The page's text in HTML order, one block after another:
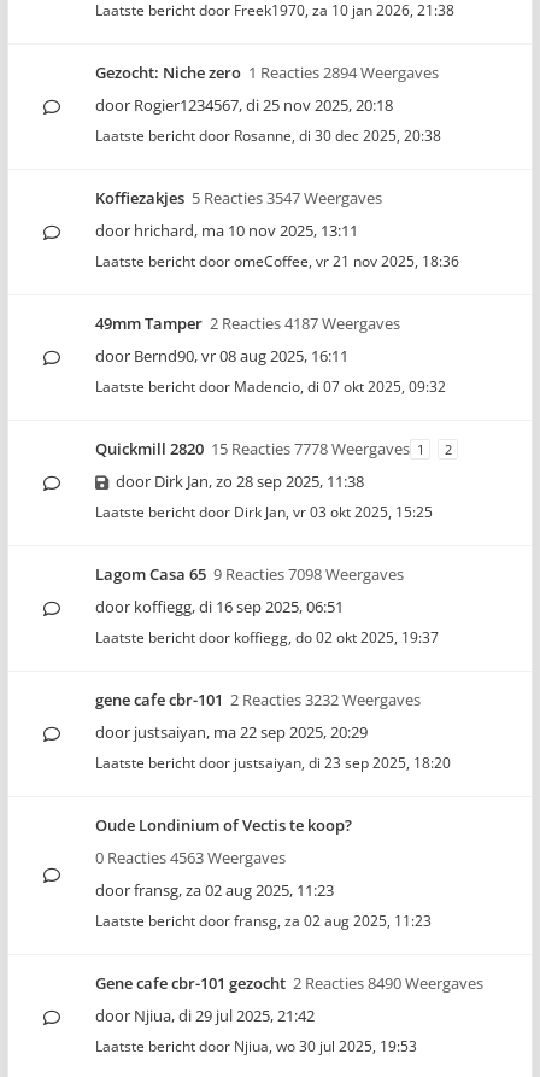
Laatste bericht door Freek1970, za 10 jan 2026, 21:38
Gezocht: Niche zero 1 Reacties 2894 Weergaves
door Rogier1234567,di 25 nov 2025, 20:18
Laatste bericht door Rosanne, di 30 dec 2025, 20:38
Koffiezakjes 5 Reacties 3547 Weergaves
door hrichard, ma 10 nov 2025, 13:11
Laatste bericht dooromeCoffee, vr 21 nov 2025, 18:36
49mm Tamper 2 Reacties 4187 Weergaves
door Bernd90,vr 08 aug 2025, 16:11
Laatste bericht door Madencio, di 07 okt 2025, 09:32
Quickmill 2820 15 Reacties 7778 Weergaves 1 2
door Dirk Jan,zo 28 sep 2025, 11:38
Laatste bericht door Dirk Jan, vr 03 okt 2025, 15:25
Lagom Casa 65 9 Reacties 7098 Weergaves
door koffiegg,di 16 sep 2025, 06:51
Laatste bericht door koffiegg, do 02 okt 2025, 19:37
gene cafe cbr-101 2 Reacties 3232 Weergaves
door justsaiyan, ma 22 sep 2025, 20:29
Laatste bericht door justsaiyan, di 23 sep 2025, 18:20
Oude Londinium of Vectis te koop?
0 Reacties 4563 Weergaves
doorfransg,za 02 aug 2025, 11:23
Laatste bericht doorfransg, za 02 aug 2025, 11:23
Gene cafe cbr-101 gezocht 2 Reacties 8490 Weergaves
door Njiua,di 29 jul 2025, 21:42
Laatste bericht door Njiua, wo 30 jul 2025, 19:53